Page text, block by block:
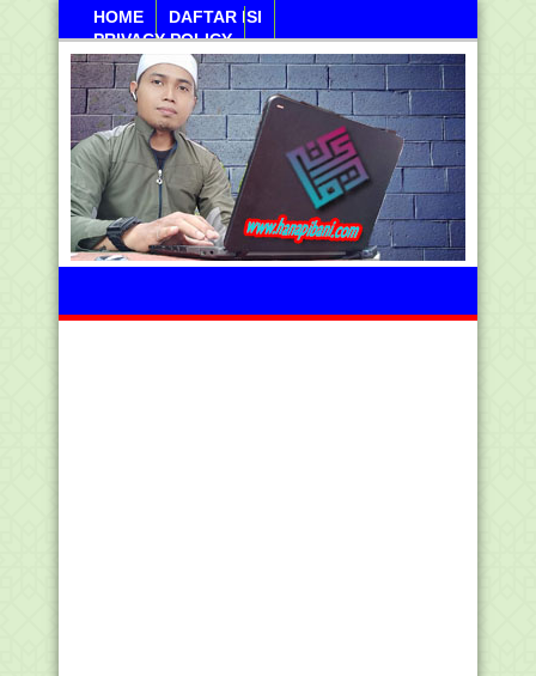
HOME
DAFTAR ISI
PRIVACY POLICY
Kamis, 06 Agustus 2026